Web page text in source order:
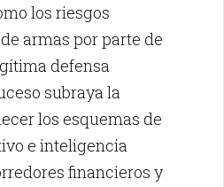
los riesgos
armas por parte de
defensa
subraya la
los esquemas de
e inteligencia
financieros y